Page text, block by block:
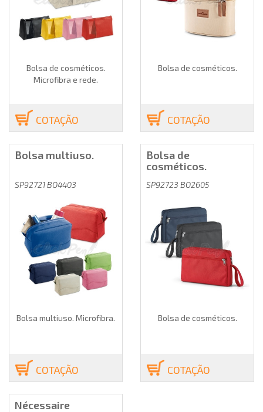
Bolsa de cosméticos.
Microfibra e rede.
COTAÇÃO
Bolsa de cosméticos.
COTAÇÃO
Bolsa multiuso.
SP92721 BO4403
Bolsa multiuso. Microfibra.
COTAÇÃO
Bolsa de
cosméticos.
SP92723 BO2605
Bolsa de cosméticos.
COTAÇÃO
Nécessaire